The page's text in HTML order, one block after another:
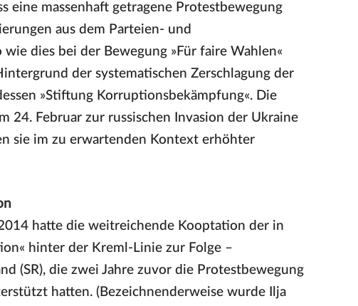
eine massenhaft getragene Protestbewegung
aus dem Parteien- und
dies bei der Bewegung »Für faire Wahlen«
der systematischen Zerschlagung der
»Stiftung Korruptionsbekämpfung«. Die
24. Februar zur russischen Invasion der Ukraine
sie im zu erwartenden Kontext erhöhter
hatte die weitreichende Kooptation der in
hinter der Kreml-Linie zur Folge –
(SR), die zwei Jahre zuvor die Protestbewegung
hatten. (Bezeichnenderweise wurde Ilja